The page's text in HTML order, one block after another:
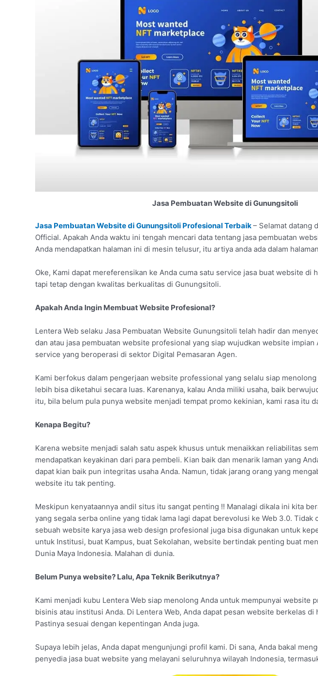
Jasa Pembuatan Website di Gunungsitoli
Jasa Pembuatan Website di Gunungsitoli Profesional Terbaik– Selamat datang
Official. Apakah Anda waktu ini tengah mencari data tentang jasa pembuatan
Anda mendapatkan halaman ini di mesin telusur, itu artiya anda ada dalam
Oke, Kami dapat mereferensikan ke Anda cuma satu service jasa buat website di
tapi tetap dengan kwalitas berkualitas di Gunungsitoli.
Apakah Anda Ingin Membuat Website Profesional?
Lentera Web selaku Jasa Pembuatan Website Gunungsitoli telah hadir dan
dan atau jasa pembuatan website profesional yang siap wujudkan website impian
service yang beroperasi di sektor Digital Pemasaran Agen.
Kami berfokus dalam pengerjaan website professional yang selalu siap
lebih bisa diketahui secara luas. Karenanya, kalau Anda miliki usaha, baik
itu, bila belum pula punya website menjadi tempat promo kekinian, kami rasa itu
Kenapa Begitu?
Karena website menjadi salah satu aspek khusus untuk menaikkan reliabilitas
mendapatkan keyakinan dari para pembeli. Kian baik dan menarik laman yang
dapat kian baik pun integritas usaha Anda. Namun, tidak jarang orang yang
website itu tak penting.
Meskipun kenyataannya andil situs itu sangat penting !! Manalagi dikala ini kita
yang segala serba online yang tidak lama lagi dapat berevolusi ke Web 3.0. Tidak
sebuah website karya jasa web design profesional juga bisa digunakan untuk
untuk Institusi, buat Kampus, buat Sekolahan, website bertindak penting buat
Dunia Maya Indonesia. Malahan di dunia.
Belum Punya website? Lalu, Apa Teknik Berikutnya?
Kami menjadi kubu Lentera Web siap menolong Anda untuk mempunyai website
bisinis atau institusi Anda. Di Lentera Web, Anda dapat pesan website berkelas di
Pastinya sesuai dengan kepentingan Anda juga.
Supaya lebih jelas, Anda dapat mengunjungi profil kami. Di sana, Anda bakal
penyedia jasa buat website yang melayani seluruhnya wilayah Indonesia,